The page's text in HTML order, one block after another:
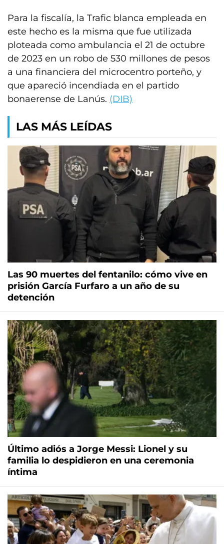
Para la fiscalía, la Trafic blanca empleada en
este hecho es la misma que fue utilizada
ploteada como ambulancia el 21 de octubre
de 2023 en un robo de 530 millones de pesos
a una financiera del microcentro porteño, y
que apareció incendiada en el partido
bonaerense de Lanús. (DIB)
LAS MÁS LEÍDAS
Las 90 muertes del fentanilo: cómo vive en
prisión García Furfaro a un año de su
detención
Último adiós a Jorge Messi: Lionel y su
familia lo despidieron en una ceremonia
íntima